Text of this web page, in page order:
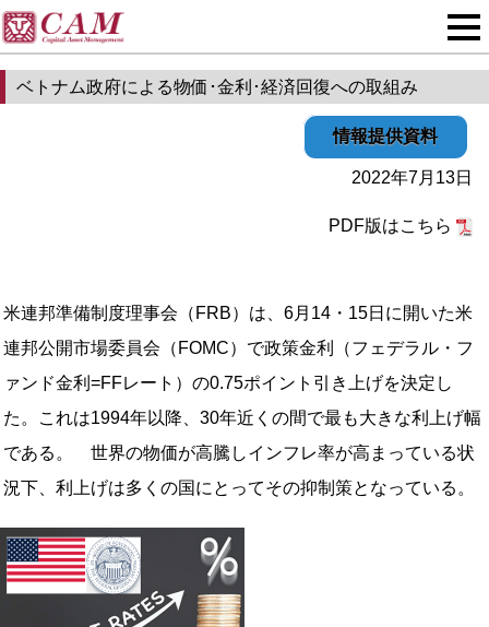
ベトナム政府による物価･金利･経済回復への取組み
情報提供資料
2022年7月13日
PDF版はこちら
米連邦準備制度理事会（FRB）は、6月14・15日に開いた米
連邦公開市場委員会（FOMC）で政策金利（フェデラル・フ
ァンド金利=FFレート）の0.75ポイント引き上げを決定し
た。これは1994年以降、30年近くの間で最も大きな利上げ幅
である。 世界の物価が高騰しインフレ率が高まっている状
況下、利上げは多くの国にとってその抑制策となっている。